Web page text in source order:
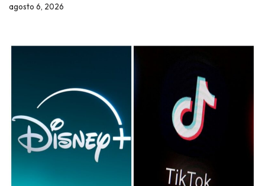
agosto 6, 2026